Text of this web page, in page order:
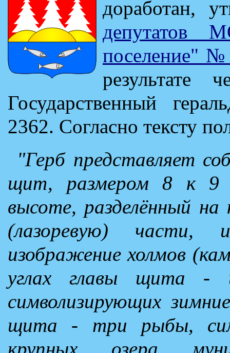
доработан,
депутатов
поселение"
Государственный
2362. Согласно тексту
"Герб представляет
щит, размером 8 к 9
высоте, разделённый
(лазоревую) части,
изображение холмов
углах главы щита -
символизирующих
щита - три рыбы,